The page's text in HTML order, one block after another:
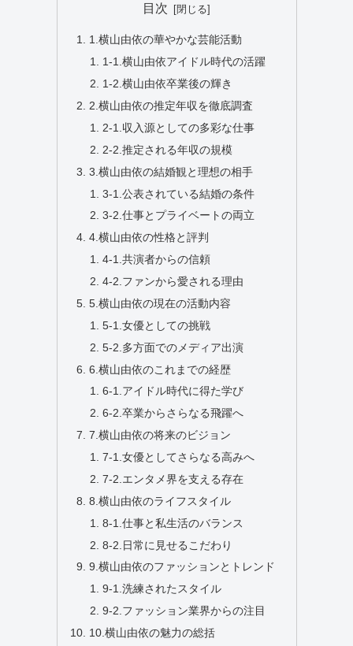
目次
1.横山由依の華やかな芸能活動
1-1.横山由依アイドル時代の活躍
1-2.横山由依卒業後の輝き
2.横山由依の推定年収を徹底調査
2-1.収入源としての多彩な仕事
2-2.推定される年収の規模
3.横山由依の結婚観と理想の相手
3-1.公表されている結婚の条件
3-2.仕事とプライベートの両立
4.横山由依の性格と評判
4-1.共演者からの信頼
4-2.ファンから愛される理由
5.横山由依の現在の活動内容
5-1.女優としての挑戦
5-2.多方面でのメディア出演
6.横山由依のこれまでの経歴
6-1.アイドル時代に得た学び
6-2.卒業からさらなる飛躍へ
7.横山由依の将来のビジョン
7-1.女優としてさらなる高みへ
7-2.エンタメ界を支える存在
8.横山由依のライフスタイル
8-1.仕事と私生活のバランス
8-2.日常に見せるこだわり
9.横山由依のファッションとトレンド
9-1.洗練されたスタイル
9-2.ファッション業界からの注目
10.横山由依の魅力の総括